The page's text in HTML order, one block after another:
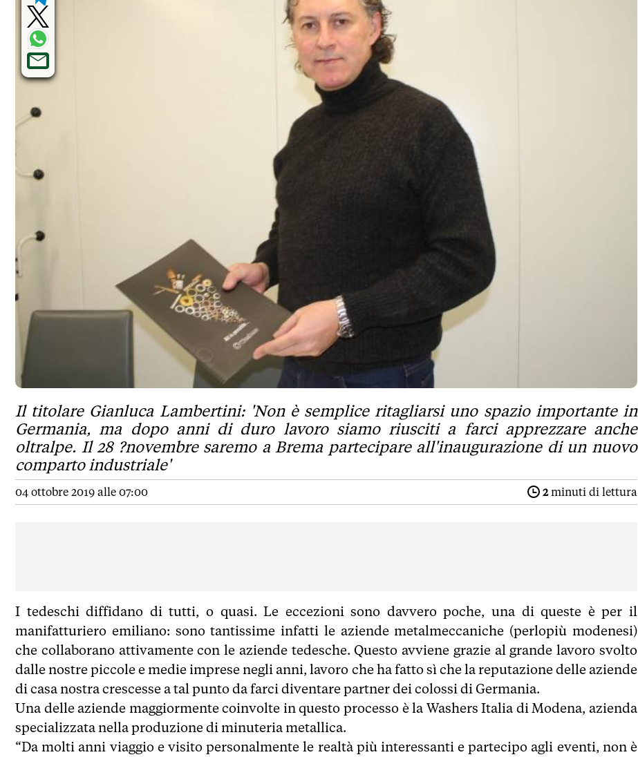
Il titolare Gianluca Lambertini: 'Non è semplice ritagliarsi uno spazio importante in
Germania, ma dopo anni di duro lavoro siamo riusciti a farci apprezzare anche
oltralpe. Il 28 ?novembre saremo a Brema partecipare all'inaugurazione di un nuovo
comparto industriale'
04 ottobre 2019 alle 07:00 2minuti di lettura
I tedeschi diffidano di tutti, o quasi. Le eccezioni sono davvero poche, una di queste è per il
manifatturiero emiliano: sono tantissime infatti le aziende metalmeccaniche (perlopiù modenesi)
che collaborano attivamente con le aziende tedesche. Questo avviene grazie al grande lavoro svolto
dalle nostre piccole e medie imprese negli anni, lavoro che ha fatto sì che la reputazione delle aziende
di casa nostra crescesse a tal punto da farci diventare partner dei colossi di Germania.
Una delle aziende maggiormente coinvolte in questo processo è la Washers Italia di Modena, azienda
specializzata nella produzione di minuteria metallica.
“Da molti anni viaggio e visito personalmente le realtà più interessanti e partecipo agli eventi, non è